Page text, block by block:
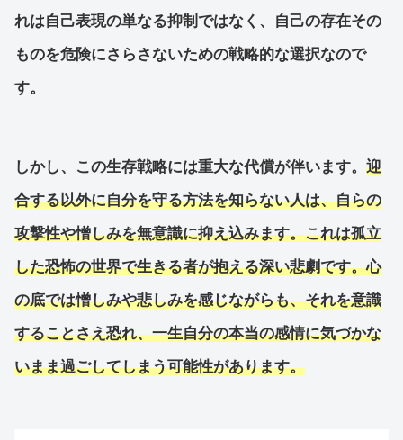
れは自己表現の単なる抑制ではなく、自己の存在その
ものを危険にさらさないための戦略的な選択なので
す。
しかし、この生存戦略には重大な代償が伴います。 迎
合する以外に自分を守る方法を知らない人は、自らの
攻撃性や憎しみを無意識に抑え込みます。これは孤立
した恐怖の世界で生きる者が抱える深い悲劇です。心
の底では憎しみや悲しみを感じながらも、それを意識
することさえ恐れ、一生自分の本当の感情に気づかな
いまま過ごしてしまう可能性があります。